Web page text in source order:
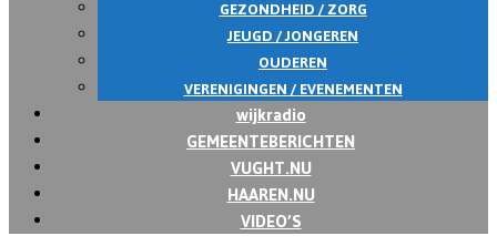
GEZONDHEID / ZORG
JEUGD / JONGEREN
OUDEREN
VERENIGINGEN / EVENEMENTEN
wijkradio
GEMEENTEBERICHTEN
VUGHT.NU
HAAREN.NU
VIDEO’S